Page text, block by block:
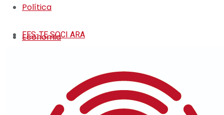
Política
Economia
FES-TE SOCI ARA